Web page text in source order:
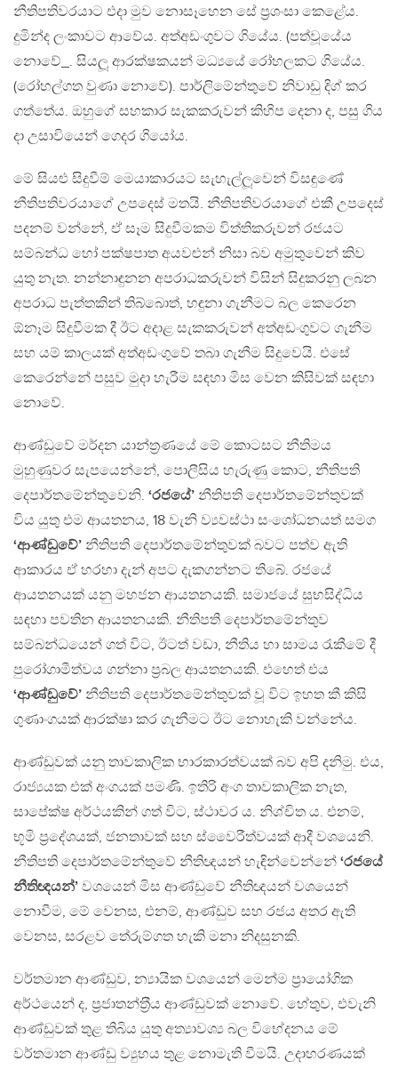
නීතිපතිවරයාට එදා මුව නොසෑහෙන සේ ප‍්‍රශංසා කෙළේය.
දුමින්ද ලංකාවට ආවේය. අත්අඩංගුවට ගියේය. (පත්වූයේය
නොවේ_. සියලූ ආරක්ෂකයන් මධ්‍යයේ රෝහලකට ගියේය.
(රෝහල්ගත වුණා නොවේ). පාර්ලිමේන්තුවේ නිවාඩු දිග් කර
ගත්තේය. ඔහුගේ සහකාර සැකකරුවන් කිහිප දෙනා ද, පසු ගිය
දා උසාවියෙන් ගෙදර ගියෝය.
මේ සියළු සිදුවීම් මෙයාකාරයට සැහැල්ලූවෙන් විසඳුණේ
නීතිපතිවරයාගේ උපදෙස් මතයි. නීතිපතිවරයාගේ එකී උපදෙස්
පදනම් වන්නේ, ඒ සෑම සිදුවීමකම විත්තිකරුවන් රජයට
සම්බන්ධ හෝ පක්ෂපාත අයවළුන් නිසා බව අමුතුවෙන් කිව
යුතු නැත. නන්නාඳුනන අපරාධකරුවන් විසින් සිදුකරනු ලබන
අපරාධ පැත්තකින් තිබ්බොත්, හඳුනා ගැනීමට බල කෙරෙන
ඕනෑම සිදුවීමක දී ඊට අදාළ සැකකරුවන් අත්අඩංගුවට ගැනීම
සහ යම් කාලයක් අත්අඩංගුවේ තබා ගැනීම සිදුවෙයි. එසේ
කෙරෙන්නේ පසුව මුදා හැරීම සඳහා මිස වෙන කිසිවක් සඳහා
නොවේ.
ආණ්ඩුවේ මර්දන යාන්ත‍්‍රණයේ මේ කොටසට නීතිමය
මුහුණුවර සැපයෙන්නේ, පොලීසිය හැරුණු කොට, නීතිපති
දෙපාර්තමේන්තුවෙනි. ‘රජයේ’ නීතිපති දෙපාර්තමේන්තුවක්
විය යුතු එම ආයතනය, 18 වැනි ව්‍යවස්ථා සංශෝධනයත් සමග
‘ආණ්ඩුවේ’ නීතිපති දෙපාර්තමේන්තුවක් බවට පත්ව ඇති
ආකාරය ඒ හරහා දැන් අපට දැකගන්නට තිබේ. රජයේ
ආයතනයක් යනු මහජන ආයතනයකි. සමාජයේ සුභසිද්ධිය
සඳහා පවතින ආයතනයකි. නීතිපති දෙපාර්තමේන්තුව
සම්බන්ධයෙන් ගත් විට, ඊටත් වඩා, නීතිය හා සාමය රැකීමේ දී
පුරෝගාමීත්වය ගන්නා ප‍්‍රබල ආයතනයකි. එහෙත් එය
‘ආණ්ඩුවේ’ නීතිපති දෙපාර්තමේන්තුවක් වූ විට ඉහත කී කිසි
ගුණාංගයක් ආරක්ෂා කර ගැනීමට ඊට නොහැකි වන්නේය.
ආණ්ඩුවක් යනු තාවකාලික භාරකාරත්වයක් බව අපි දනිමු. එය,
රාජ්‍යයක එක් අංගයක් පමණි. ඉතිරි අංග තාවකාලික නැත,
සාපේක්ෂ අර්ථයකින් ගත් විට, ස්ථාවර ය. නිශ්චිත ය. එනම්,
භූමි ප‍්‍රදේශයක්, ජනතාවක් සහ ස්වෛරීත්වයක් ආදී වශයෙනි.
නීතිපති දෙපාර්තමේන්තුවේ නීතිඥයන් හැඳින්වෙන්නේ ‘රජයේ
නීතිඥයන්’ වශයෙන් මිස ආණ්ඩුවේ නීතිඥයන් වශයෙන්
නොවීම, මේ වෙනස, එනම්, ආණ්ඩුව සහ රජය අතර ඇති
වෙනස, සරළව තේරුම්ගත හැකි මනා නිදසුනකි.
වර්තමාන ආණ්ඩුව, න්‍යායික වශයෙන් මෙන්ම ප‍්‍රායෝගික
අර්ථයෙන් ද, ප‍්‍රජාතන්ත‍්‍රීය ආණ්ඩුවක් නොවේ. හේතුව, එවැනි
ආණ්ඩුවක් තුළ තිබිය යුතු අත්‍යාවශ්‍ය බල විභේදනය මේ
වර්තමාන ආණ්ඩු ව්‍යුහය තුළ නොමැති වීමයි. උදාහරණයක්